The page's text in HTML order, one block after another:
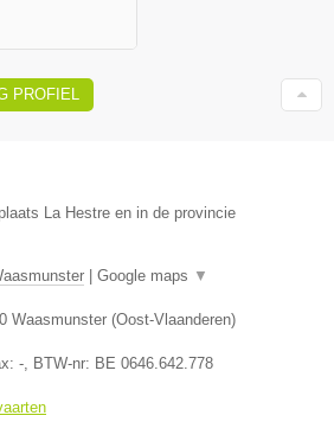
PROFIEL
La Hestre en in de provincie
Google maps ▼
Waasmunster (Oost-Vlaanderen)
-, BTW-nr: BE 0646.642.778